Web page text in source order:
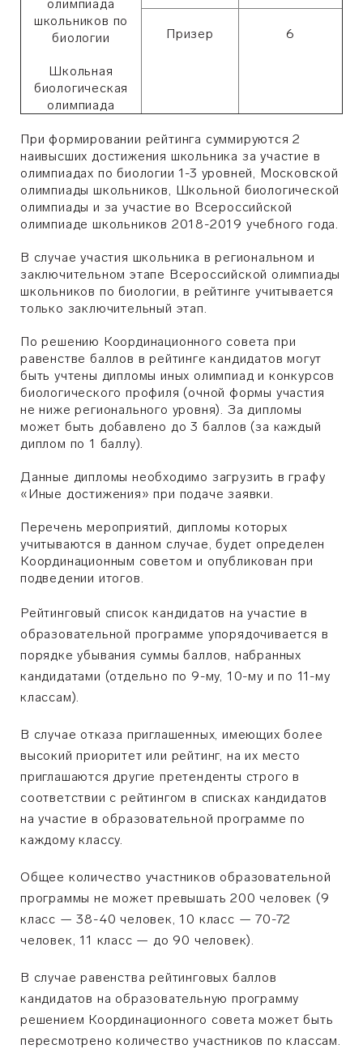
олимпиада
школьников по
биологии
Школьная
биологическая
олимпиада
Призер 6
При формировании рейтинга суммируются 2
наивысших достижения школьника за участие в
олимпиадах по биологии 1-3 уровней, Московской
олимпиады школьников, Школьной биологической
олимпиады и за участие во Всероссийской
олимпиаде школьников 2018-2019 учебного года.
В случае участия школьника в региональном и
заключительном этапе Всероссийской олимпиады
школьников по биологии, в рейтинге учитывается
только заключительный этап.
По решению Координационного совета при
равенстве баллов в рейтинге кандидатов могут
быть учтены дипломы иных олимпиад и конкурсов
биологического профиля (очной формы участия
не ниже регионального уровня). За дипломы
может быть добавлено до 3 баллов (за каждый
диплом по 1 баллу).
Данные дипломы необходимо загрузить в графу
«Иные достижения» при подаче заявки.
Перечень мероприятий, дипломы которых
учитываются в данном случае, будет определен
Координационным советом и опубликован при
подведении итогов.
Рейтинговый список кандидатов на участие в
образовательной программе упорядочивается в
порядке убывания суммы баллов, набранных
кандидатами (отдельно по 9-му, 10-му и по 11-му
классам).
В случае отказа приглашенных, имеющих более
высокий приоритет или рейтинг, на их место
приглашаются другие претенденты строго в
соответствии с рейтингом в списках кандидатов
на участие в образовательной программе по
каждому классу.
Общее количество участников образовательной
программы не может превышать 200 человек (9
класс — 38-40 человек, 10 класс — 70-72
человек, 11 класс — до 90 человек).
В случае равенства рейтинговых баллов
кандидатов на образовательную программу
решением Координационного совета может быть
пересмотрено количество участников по классам.